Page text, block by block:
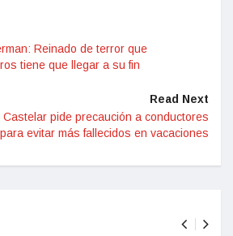
Reinado de terror que
tiene que llegar a su fin
Read Next
Castelar pide precaución a conductores
para evitar más fallecidos en vacaciones